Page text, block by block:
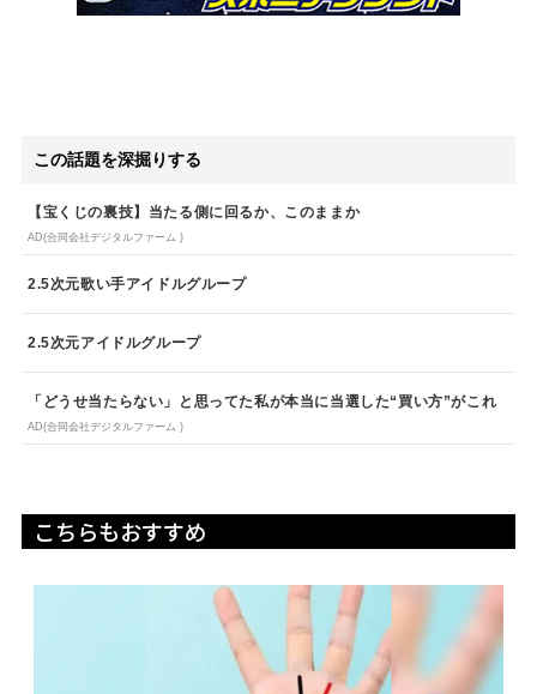
この話題を深掘りする
【宝くじの裏技】当たる側に回るか、このままか
AD(合同会社デジタルファーム )
2.5次元歌い手アイドルグループ
2.5次元アイドルグループ
「どうせ当たらない」と思ってた私が本当に当選した“買い方”がこれ
AD(合同会社デジタルファーム )
こちらもおすすめ